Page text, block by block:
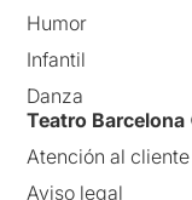
Humor
Infantil
Danza
Teatro
Atención al cliente
Aviso legal